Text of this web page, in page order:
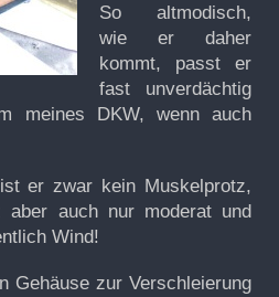
So altmodisch,
wie er daher
kommt, passt er
fast unverdächtig
meines DKW, wenn auch
er zwar kein Muskelprotz,
aber auch nur moderat und
Wind!
Gehäuse zur Verschleierung